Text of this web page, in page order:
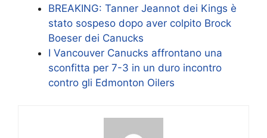
BREAKING: Tanner Jeannot dei Kings è
stato sospeso dopo aver colpito Brock
Boeser dei Canucks
I Vancouver Canucks affrontano una
sconfitta per 7-3 in un duro incontro
contro gli Edmonton Oilers